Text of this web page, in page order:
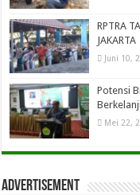
RPTRA
JAKARTA
Juni 10,
Potensi
Mei 22,
Advertisement